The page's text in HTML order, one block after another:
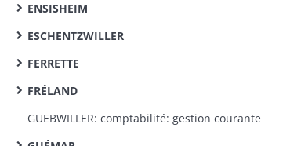
ENSISHEIM
ESCHENTZWILLER
FERRETTE
FRÉLAND
GUEBWILLER: comptabilité: gestion courante